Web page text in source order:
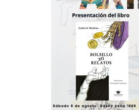
de
los
2027